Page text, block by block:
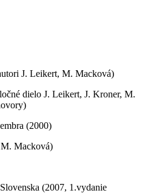
J. Leikert, M. Macková)
dielo J. Leikert, J. Kroner, M.
(2000)
Macková)
(2007, 1.vydanie